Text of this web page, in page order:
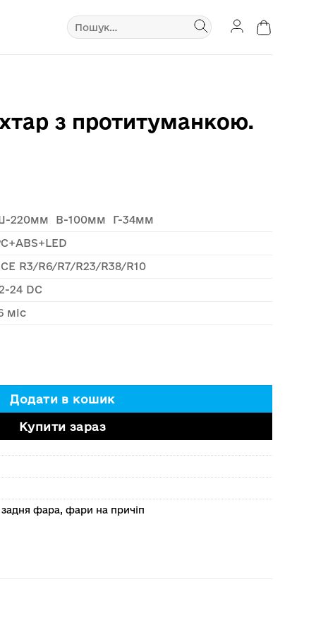
Шукати:
з протитуманкою.
220мм В-100мм Г-34мм
R3/R6/R7/R23/R38/R10
24 DC
міс
Додати в кошик
Купити зараз
задня фара, фари на причіп